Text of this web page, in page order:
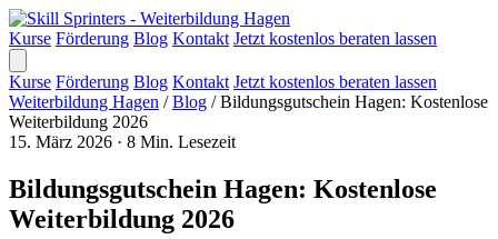
Kurse Förderung Blog Kontakt Jetzt kostenlos beraten lassen
Kurse Förderung Blog Kontakt Jetzt kostenlos beraten lassen
Weiterbildung Hagen / Blog / Bildungsgutschein Hagen: Kostenlose
Weiterbildung 2026
15. März 2026 · 8 Min. Lesezeit
Bildungsgutschein Hagen: Kostenlose
Weiterbildung 2026